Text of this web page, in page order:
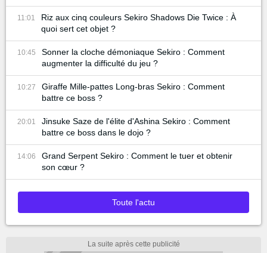
11:01
Riz aux cinq couleurs Sekiro Shadows Die Twice : À
quoi sert cet objet ?
10:45
Sonner la cloche démoniaque Sekiro : Comment
augmenter la difficulté du jeu ?
10:27
Giraffe Mille-pattes Long-bras Sekiro : Comment
battre ce boss ?
20:01
Jinsuke Saze de l'élite d'Ashina Sekiro : Comment
battre ce boss dans le dojo ?
14:06
Grand Serpent Sekiro : Comment le tuer et obtenir
son cœur ?
Toute l'actu